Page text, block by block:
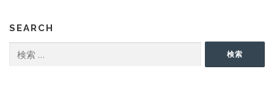
SEARCH
索:
検索